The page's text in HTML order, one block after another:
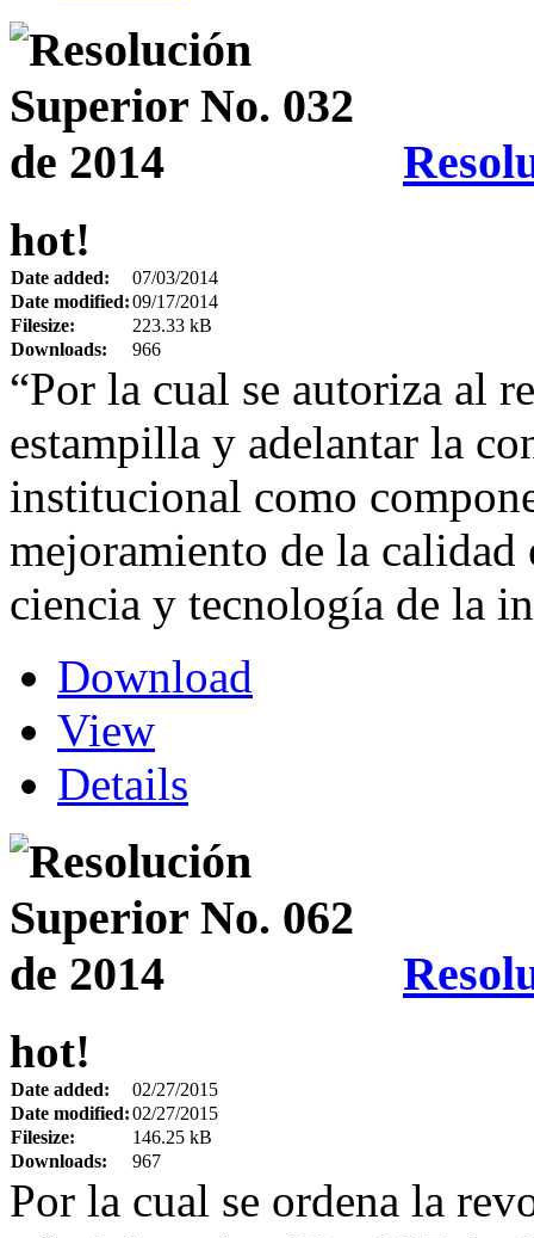
hot!
Date added:
07/03/2014
Date modified:09/17/2014
Filesize:
223.33 kB
Downloads:
966
“Por la cual se autoriza al
estampilla y adelantar la
institucional como
mejoramiento de la
ciencia y tecnología de la
Download
View
Details
hot!
Date added:
02/27/2015
Date modified:02/27/2015
Filesize:
146.25 kB
Downloads:
967
Por la cual se ordena la